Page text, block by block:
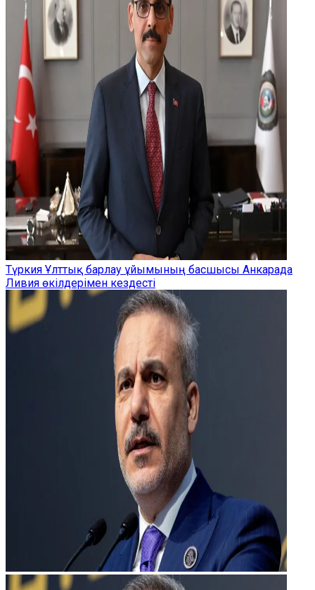
Түркия Ұлттық барлау ұйымының басшысы Анкарада
Ливия өкілдерімен кездесті